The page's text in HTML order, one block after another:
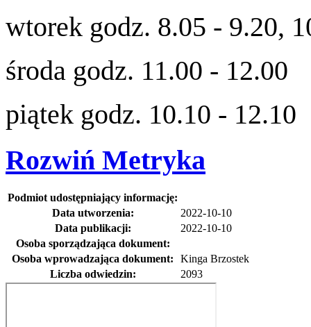
wtorek godz. 8.05 - 9.20,
środa godz. 11.00 - 12.00
piątek godz. 10.10 - 12.10
Rozwiń Metryka
Podmiot udostępniający informację:
Data utworzenia:
2022-10-10
Data publikacji:
2022-10-10
Osoba sporządzająca dokument:
Osoba wprowadzająca dokument:
Kinga Brzostek
Liczba odwiedzin:
2093